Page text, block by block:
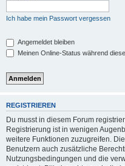
Ich habe mein Passwort vergessen
Angemeldet bleiben
Meinen Online-Status während
REGISTRIEREN
Du musst in diesem Forum
Registrierung ist in wenigen
weitere Funktionen zuzugreifen.
Benutzern auch zusätzliche
Nutzungsbedingungen und die